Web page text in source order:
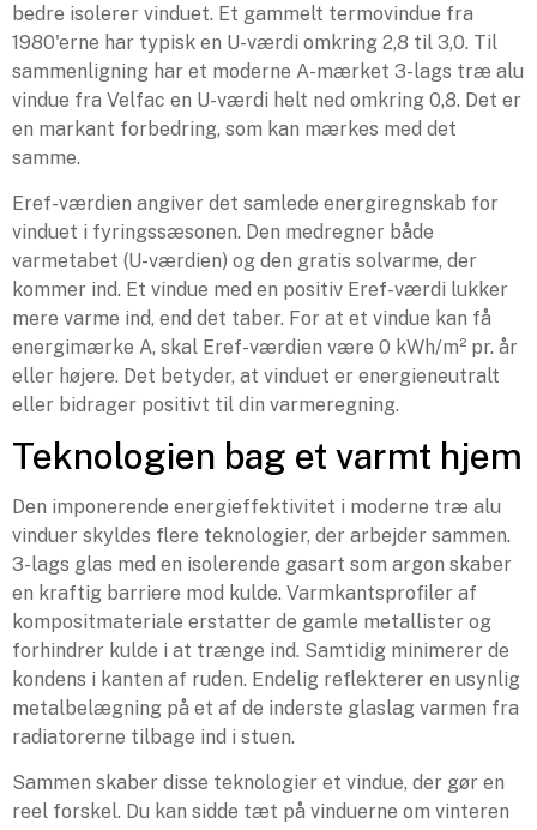
bedre isolerer vinduet. Et gammelt termovindue fra
1980'erne har typisk en U-værdi omkring 2,8 til 3,0. Til
sammenligning har et moderne A-mærket 3-lags træ alu
vindue fra Velfac en U-værdi helt ned omkring 0,8. Det er
en markant forbedring, som kan mærkes med det
samme.
Eref-værdien angiver det samlede energiregnskab for
vinduet i fyringssæsonen. Den medregner både
varmetabet (U-værdien) og den gratis solvarme, der
kommer ind. Et vindue med en positiv Eref-værdi lukker
mere varme ind, end det taber. For at et vindue kan få
energimærke A, skal Eref-værdien være 0 kWh/m² pr. år
eller højere. Det betyder, at vinduet er energieneutralt
eller bidrager positivt til din varmeregning.
Teknologien bag et varmt hjem
Den imponerende energieffektivitet i moderne træ alu
vinduer skyldes flere teknologier, der arbejder sammen.
3-lags glas med en isolerende gasart som argon skaber
en kraftig barriere mod kulde. Varmkantsprofiler af
kompositmateriale erstatter de gamle metallister og
forhindrer kulde i at trænge ind. Samtidig minimerer de
kondens i kanten af ruden. Endelig reflekterer en usynlig
metalbelægning på et af de inderste glaslag varmen fra
radiatorerne tilbage ind i stuen.
Sammen skaber disse teknologier et vindue, der gør en
reel forskel. Du kan sidde tæt på vinduerne om vinteren